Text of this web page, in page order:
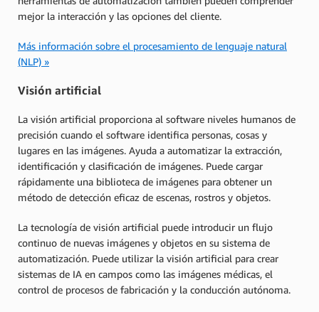
mejor la interacción y las opciones del cliente.
Más información sobre el procesamiento de lenguaje natural
(NLP) »
Visión artificial
La visión artificial proporciona al software niveles humanos de
precisión cuando el software identifica personas, cosas y
lugares en las imágenes. Ayuda a automatizar la extracción,
identificación y clasificación de imágenes. Puede cargar
rápidamente una biblioteca de imágenes para obtener un
método de detección eficaz de escenas, rostros y objetos.
La tecnología de visión artificial puede introducir un flujo
continuo de nuevas imágenes y objetos en su sistema de
automatización. Puede utilizar la visión artificial para crear
sistemas de IA en campos como las imágenes médicas, el
control de procesos de fabricación y la conducción autónoma.